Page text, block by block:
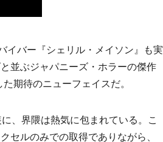
バー『シェリル・メイソン』も実
並ぶジャパニーズ・ホラーの傑作
期待のニューフェイスだ。
、界隈は熱気に包まれている。こ
セルのみでの取得でありながら、